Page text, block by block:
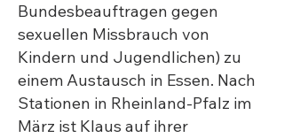
Bundesbeauftragen gegen
sexuellen Missbrauch von
Kindern und Jugendlichen) zu
einem Austausch in Essen. Nach
Stationen in Rheinland-Pfalz im
März ist Klaus auf ihrer